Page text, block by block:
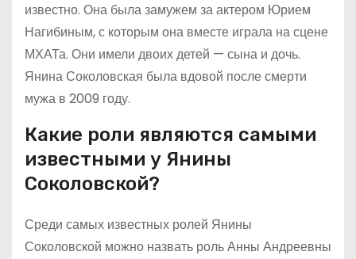
известно. Она была замужем за актером Юрием
Нагибиным, с которым она вместе играла на сцене
МХАТа. Они имели двоих детей — сына и дочь.
Янина Соколовская была вдовой после смерти
мужа в 2009 году.
Какие роли являются самыми
известными у Янины
Соколовской?
Среди самых известных ролей Янины
Соколовской можно назвать роль Анны Андреевны